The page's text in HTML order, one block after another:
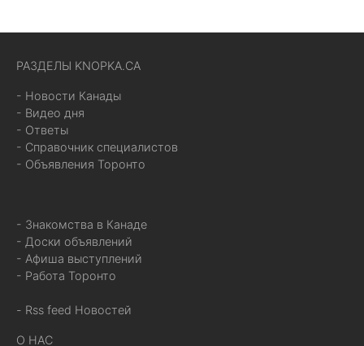
РАЗДЕЛЫ KNOPKA.CA
- Новости Канады
- Видео дня
- Ответы
- Справочник специалистов
- Объявления Торонто
- Знакомства в Канаде
- Доски объявлений
- Афиша выступлений
- Работа Торонто
- Rss feed Новостей
О НАС